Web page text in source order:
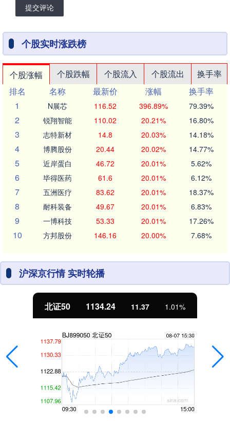
提交评论
个股实时涨跌榜
个股涨幅 个股跌幅 个股流入 个股流出
换手率
排名
名称 最新价 涨幅
换手率
1
N展芯 116.52 396.89% 79.39%
2 锐翔智能 110.02 20.21% 16.80%
3 志特新材 14.8 20.03% 14.18%
4 博腾股份 20.44 20.02% 14.77%
5 近岸蛋白 46.72 20.01% 5.62%
6 毕得医药 61.6 20.01% 6.12%
7 五洲医疗 83.62 20.01% 18.37%
8 耐科装备 49.67 20.01% 6.83%
9 一博科技 53.33 20.01% 17.26%
10 方邦股份 146.16 20.00% 7.68%
沪深京行情 实时轮播
北证50 1134.24 11.37 1.01%